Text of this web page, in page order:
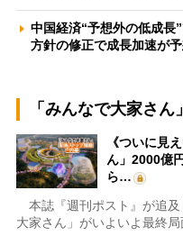
中国経済“予想外の低成
方針の修正で成長加速が
「みんなで大家さ
《ついに見
ん」2000億
ら…
本誌『週刊ポスト』が追及
大家さん」がいよいよ最終